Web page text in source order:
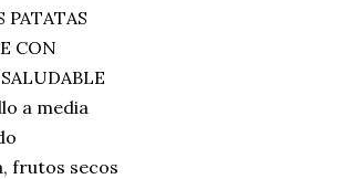
PATATAS
CON
a media
frutos secos